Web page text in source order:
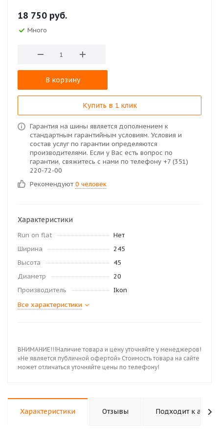
18 750 руб.
Много
В корзину
Купить в 1 клик
Гарантия на шины является дополнением к
стандартным гарантийным условиям. Условия и
состав услуг по гарантии определяются
производителями. Если у Вас есть вопрос по
гарантии, свяжитесь с нами по телефону +7 (351)
220-72-00
Рекомендуют 0 человек
Характеристики
Run on flat
Нет
Ширина
245
Высота
45
Диаметр
20
Производитель
Ikon
Все характеристики
ВНИМАНИЕ!!!Наличие товара и цену уточняйте у менеджеров!
«Не является публичной офертой» Стоимость товара на сайте
может отличаться уточняйте цены по телефону!
Характеристики Отзывы Подходит к авто